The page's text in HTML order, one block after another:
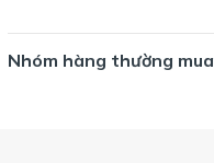
Nhóm hàng thường mua